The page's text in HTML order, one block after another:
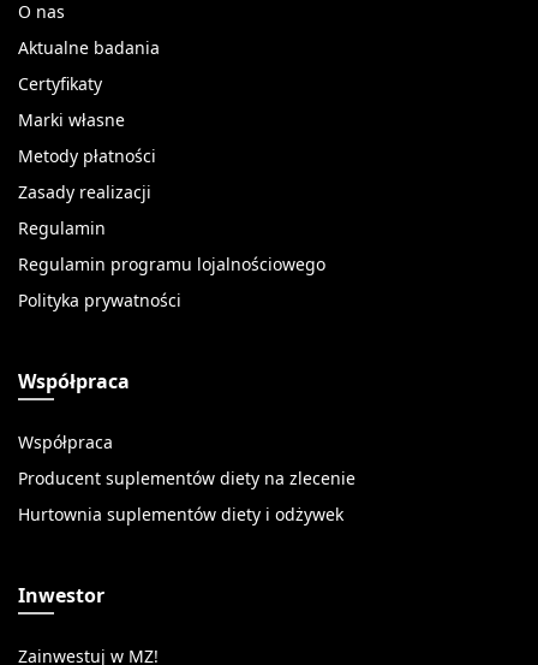
O nas
Aktualne badania
Certyfikaty
Marki własne
Metody płatności
Zasady realizacji
Regulamin
Regulamin programu lojalnościowego
Polityka prywatności
Współpraca
Współpraca
Producent suplementów diety na zlecenie
Hurtownia suplementów diety i odżywek
Inwestor
Zainwestuj w MZ!